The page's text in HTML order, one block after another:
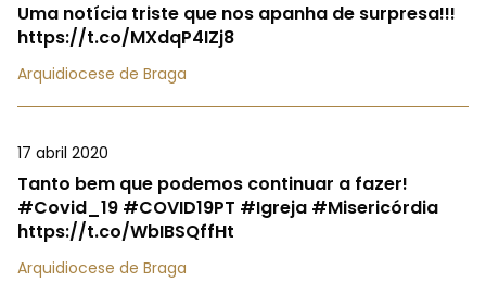
Uma notícia triste que nos apanha de surpresa!!!
https://t.co/MXdqP4IZj8
Arquidiocese de Braga
17 abril 2020
Tanto bem que podemos continuar a fazer!
#Covid_19 #COVID19PT #Igreja #Misericórdia
https://t.co/WbIBSQffHt
Arquidiocese de Braga